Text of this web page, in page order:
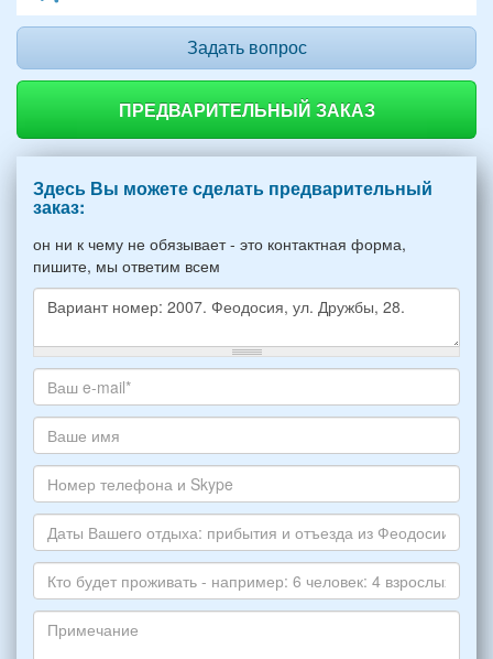
Задать вопрос
ПРЕДВАРИТЕЛЬНЫЙ ЗАКАЗ
Здесь Вы можете сделать предварительный
заказ:
он ни к чему не обязывает - это контактная форма,
пишите, мы ответим всем
Какое
жилье
хотите
снять,
укажите
пожалуйста
НОМЕР
варианта:
*
Ваш
адрес
электронной
почты
*
Ваше
имя
Номер
телефона
и
Skype
Даты
Вашего
отдыха:
прибытия
Кто
будет